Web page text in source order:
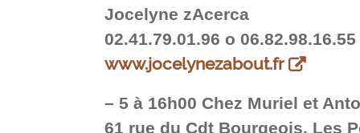
Jocelyne zAcerca
02.41.79.01.96 o 06.82.98.16.55
www.jocelynezabout.fr
– 5 à 16h00 Chez Muriel et
61 rue du Cdt Bourgeois, Les